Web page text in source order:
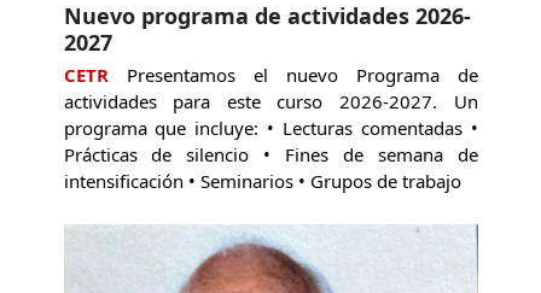
Nuevo programa de actividades 2026-
2027
CETRPresentamos el nuevo Programa de
actividades para este curso 2026-2027. Un
programa que incluye: • Lecturas comentadas •
Prácticas de silencio • Fines de semana de
intensificación • Seminarios • Grupos de trabajo